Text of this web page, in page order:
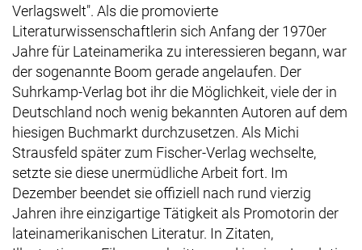
Verlagswelt". Als die promovierte
Literaturwissenschaftlerin sich Anfang der 1970er
Jahre für Lateinamerika zu interessieren begann, war
der sogenannte Boom gerade angelaufen. Der
Suhrkamp-Verlag bot ihr die Möglichkeit, viele der in
Deutschland noch wenig bekannten Autoren auf dem
hiesigen Buchmarkt durchzusetzen. Als Michi
Strausfeld später zum Fischer-Verlag wechselte,
setzte sie diese unermüdliche Arbeit fort. Im
Dezember beendet sie offiziell nach rund vierzig
Jahren ihre einzigartige Tätigkeit als Promotorin der
lateinamerikanischen Literatur. In Zitaten,